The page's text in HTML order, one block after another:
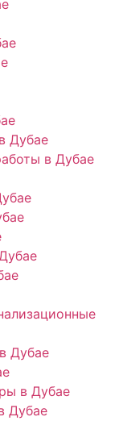
Дубае
в Дубае
Дубае
в Дубае
Дубае